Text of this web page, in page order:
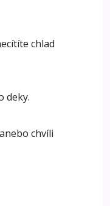
chlad
deky.
chvíli